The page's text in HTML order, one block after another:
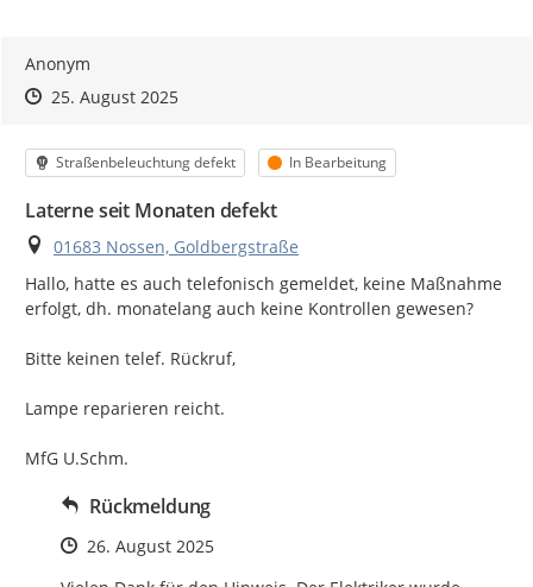
Anonym
Zeitpunkt des Erstellens
Zeitpunkt des Erstellens
25. August 2025Zur Äußerung
Kategorie
Straßenbeleuchtung defekt Status
In Bearbeitung
Laterne seit Monaten defekt
Ort
01683 Nossen, Goldbergstraße
Hallo, hatte es auch telefonisch gemeldet, keine Maßnahme
erfolgt, dh. monatelang auch keine Kontrollen gewesen?
Bitte keinen telef. Rückruf,
Lampe reparieren reicht.
MfG U.Schm.
Rückmeldung
Zeitpunkt des Erstellens
26. August 2025